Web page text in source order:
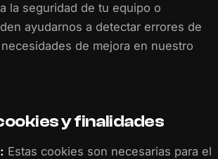
la seguridad de tu equipo o
ayudarnos a detectar errores de
de mejora en nuestro
y finalidades
Estas cookies son necesarias para el